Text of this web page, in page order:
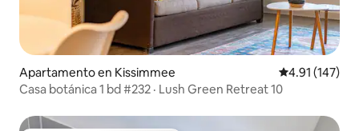
Apartamento en Kissimmee Calificación
4.91 (147)
Casa botánica 1 bd #232 · Lush Green Retreat 10